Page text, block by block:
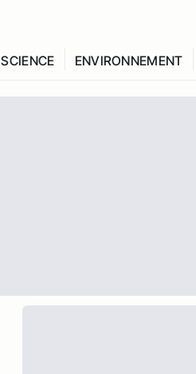
SCIENCE ENVIRONNEMENT